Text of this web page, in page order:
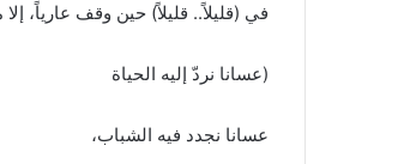
ا
في (قليلاً.. قليلاً) حين وقف عارياً،
(عسانا نردّ إليه الحياة
عسانا نجدد فيه الشباب،